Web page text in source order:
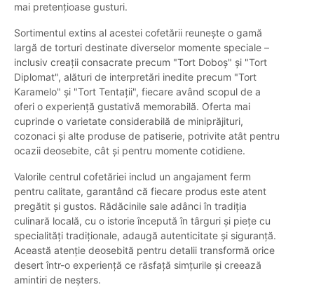
mai pretențioase gusturi.
Sortimentul extins al acestei cofetării reunește o gamă
largă de torturi destinate diverselor momente speciale –
inclusiv creații consacrate precum "Tort Doboș" și "Tort
Diplomat", alături de interpretări inedite precum "Tort
Karamelo" și "Tort Tentații", fiecare având scopul de a
oferi o experiență gustativă memorabilă. Oferta mai
cuprinde o varietate considerabilă de miniprăjituri,
cozonaci și alte produse de patiserie, potrivite atât pentru
ocazii deosebite, cât și pentru momente cotidiene.
Valorile centrul cofetăriei includ un angajament ferm
pentru calitate, garantând că fiecare produs este atent
pregătit și gustos. Rădăcinile sale adânci în tradiția
culinară locală, cu o istorie începută în târguri și piețe cu
specialități tradiționale, adaugă autenticitate și siguranță.
Această atenție deosebită pentru detalii transformă orice
desert într-o experiență ce răsfață simțurile și creează
amintiri de neșters.